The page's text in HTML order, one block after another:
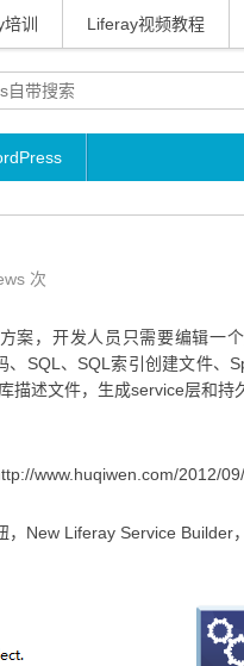
训 Liferay视频教程
次
案，开发人员只需要编辑一
SQL、SQL索引创建文件、
描述文件，生成service层和持
www.huqiwen.com/2012/
New Liferay Service Builder